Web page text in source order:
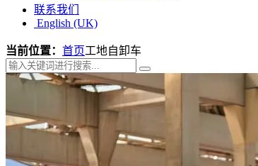
联系我们
English (UK)
当前位置： 首页工地自卸车